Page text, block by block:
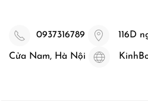
0937316789 116D
Cửa Nam, Hà Nội